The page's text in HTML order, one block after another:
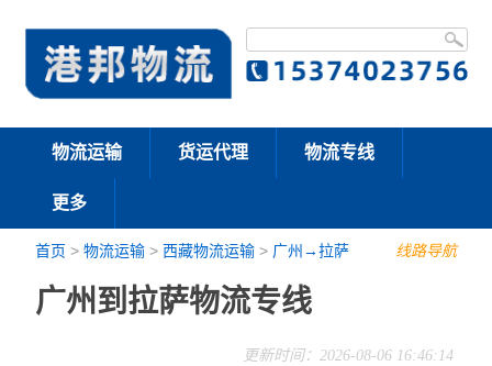
物流运输 货运代理 物流专线
更多
线路导航
首页 >物流运输 >西藏物流运输 > 广州→拉萨
广州到拉萨物流专线
更新时间：2026-08-06 16:46:14